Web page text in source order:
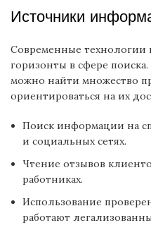
Источники
Современные технологии
горизонты в сфере
можно найти множество
ориентироваться на их
Поиск информации на
и социальных сетях.
Чтение отзывов
работниках.
Использование
работают